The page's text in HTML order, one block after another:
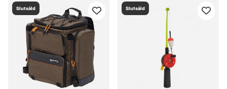
Slutsåld Slutsåld